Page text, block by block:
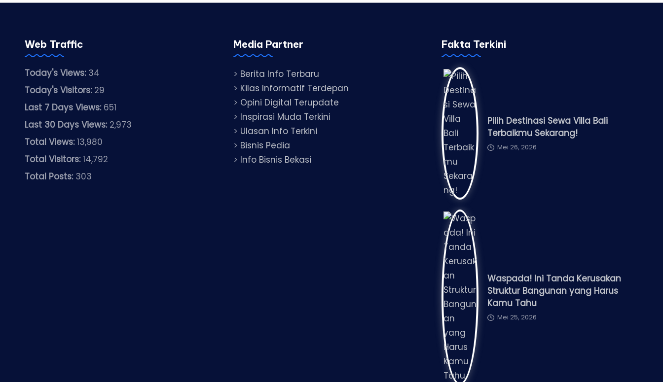
Web Traffic
Today's Views: 34
Today's Visitors: 29
Last 7 Days Views: 651
Last 30 Days Views: 2,973
Total Views:13,980
Total Visitors:14,792
Total Posts: 303
Media Partner
> Berita Info Terbaru
> Kilas Informatif Terdepan
> Opini Digital Terupdate
> Inspirasi Muda Terkini
> Ulasan Info Terkini
> Bisnis Pedia
> Info Bisnis Bekasi
Fakta Terkini
Pilih Destinasi Sewa Villa Bali
Terbaikmu Sekarang!
Mei 26, 2026
Waspada! Ini Tanda Kerusakan
Struktur Bangunan yang Harus
Kamu Tahu
Mei 25, 2026